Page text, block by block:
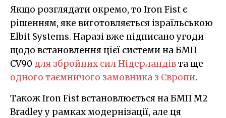
Якщо розглядати окремо, то Iron Fist є
рішенням, яке виготовляється ізраїльською
Elbit Systems. Наразі вже підписано угоди
щодо встановлення цієї системи на БМП
CV90 для збройних сил Нідерландівта ще
одного таємничого замовника з Європи.
Також Iron Fist встановлюється на БМП M2
Bradley у рамках модернізації, але ця